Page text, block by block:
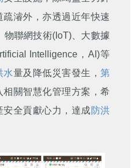
疏濬外，亦透過近年快速
聯網技術(IoT)、大數據
Intelligence，AI)等
水量及降低災害發生，第
相關智慧化管理方案，希
全貢獻心力，達成防洪